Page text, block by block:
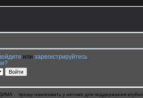
или зарегистрируйтесь
. прошу наклеивать у негоже для поддержания